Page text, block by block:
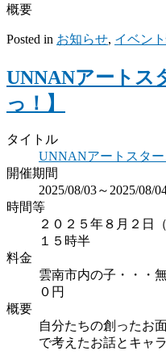
概要
Posted in お知らせ, イベン
UNNANアートス
っ！】
タイトル
UNNANアートスター
開催期間
2025/08/03～2025/08/
時間等
２０２５年８月２日
１５時半
料金
雲南市内の子・・・
０円
概要
自分たちの創ったお
で考えたお話とキャ